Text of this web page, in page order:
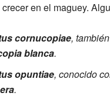
en el maguey.
cornucopiae,
blanca.
opuntiae, conocido
.